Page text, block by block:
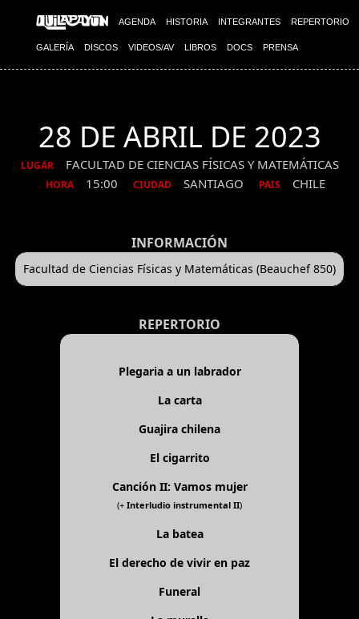
AGENDA HISTORIA INTEGRANTES REPERTORIO
GALERÍA DISCOS VIDEOS/AV LIBROS DOCS PRENSA
28 DE ABRIL DE 2023
LUGAR FACULTAD DE CIENCIAS FÍSICAS Y MATEMÁTICAS
HORA 15:00 CIUDAD SANTIAGO PAIS CHILE
INFORMACIÓN
Facultad de Ciencias Físicas y Matemáticas (Beauchef 850)
REPERTORIO
Plegaria a un labrador
La carta
Guajira chilena
El cigarrito
Canción II: Vamos mujer
(+ Interludio instrumental II)
La batea
El derecho de vivir en paz
Funeral